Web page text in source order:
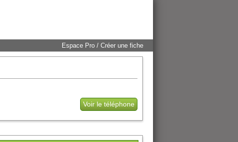
Espace Pro / Créer une fiche
Voir le téléphone